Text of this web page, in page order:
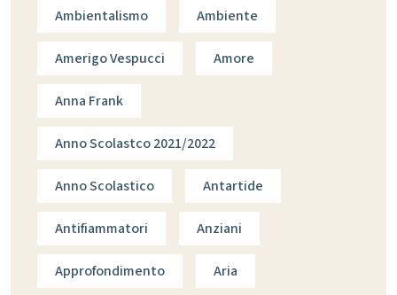
Ambientalismo Ambiente
Amerigo Vespucci Amore
Anna Frank
Anno Scolastco 2021/2022
Anno Scolastico Antartide
Antifiammatori Anziani
Approfondimento Aria